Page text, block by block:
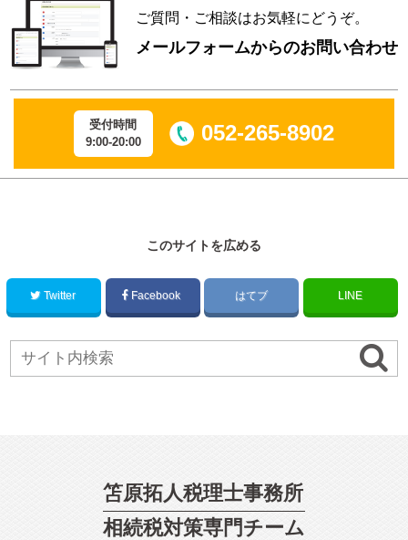
ご質問・ご相談はお気軽にどうぞ。
メールフォームからのお問い合わせ
受付時間
9:00-20:00
052-265-8902
このサイトを広める
Twitter Facebook はてブ LINE
笘原拓人税理士事務所
相続税対策専門チーム